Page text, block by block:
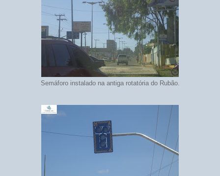
Semáforo instalado na antiga rotatória do Rubão.